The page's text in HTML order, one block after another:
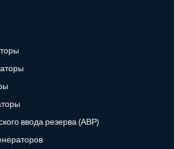
ввода резерва (АВР)